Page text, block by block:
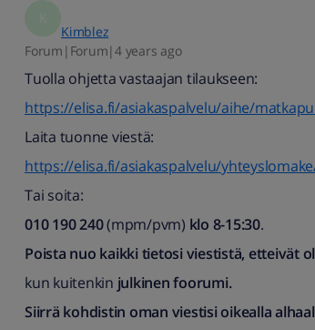
Kimblez
Forum|Forum|4 years ago
Tuolla ohjetta vastaajan tilaukseen:
https://elisa.fi/asiakaspalvelu/aihe/
Laita tuonne viestä:
https://elisa.fi/asiakaspalvelu/
Tai soita:
010 190 240(mpm/pvm) klo 8-15:30.
Poista nuo kaikki tietosi viestistä, etteivät
kun kuitenkin julkinen foorumi.
Siirrä kohdistin oman viestisi oikealla